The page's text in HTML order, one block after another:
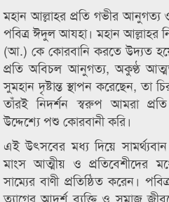
মহান আল্লাহর প্রতি গভীর আনুগত্য ও
পবিত্র ঈদুল আযহা। মহান আল্লাহর
(আ.) কে কোরবানি করতে উদ্যত
প্রতি অবিচল আনুগত্য, অকুণ্ঠ
সুমহান দৃষ্টান্ত স্থাপন করেছেন,
তাঁরই নিদর্শন স্বরুপ আমরা প্রতি
উদ্দেশ্যে পশু কোরবানী করি।
এই উৎসবের মধ্য দিয়ে
মাংস আত্মীয় ও প্রতিবেশীদের
সাম্যের বাণী প্রতিষ্ঠিত করেন।
ত্যাগের আদর্শ ব্যক্তি ও সমাজ